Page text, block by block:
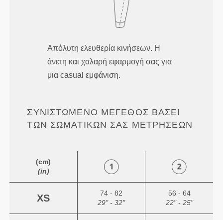
Απόλυτη ελευθερία κινήσεων. Η
άνετη και χαλαρή εφαρμογή σας για
μια casual εμφάνιση.
ΣΥΝΙΣΤΏΜΕΝΟ ΜΈΓΕΘΟΣ ΒΆΣΕΙ
ΤΩΝ ΣΩΜΑΤΙΚΏΝ ΣΑΣ ΜΕΤΡΉΣΕΩΝ
(cm)
(in)
XS
74 - 82
29" - 32"
56 - 64
22" - 25"